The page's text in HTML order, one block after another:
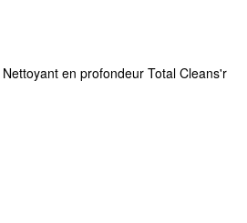
Nettoyant en profondeur Total Cleans'r